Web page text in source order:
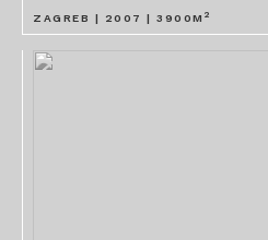
ZAGREB | 2007 | 3900M 2